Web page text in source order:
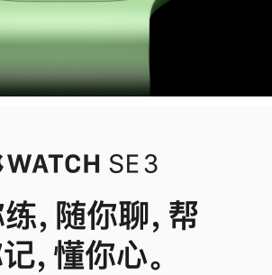
，随你聊，帮
，懂你心。